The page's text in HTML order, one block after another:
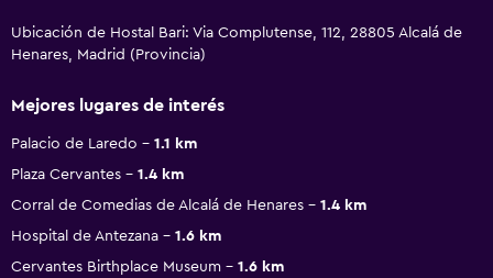
Ubicación de Hostal Bari: Via Complutense, 112, 28805 Alcalá de
Henares, Madrid (Provincia)
Mejores lugares de interés
Palacio de Laredo
1.1 km
Plaza Cervantes
1.4 km
Corral de Comedias de Alcalá de Henares
1.4 km
Hospital de Antezana
1.6 km
Cervantes Birthplace Museum
1.6 km